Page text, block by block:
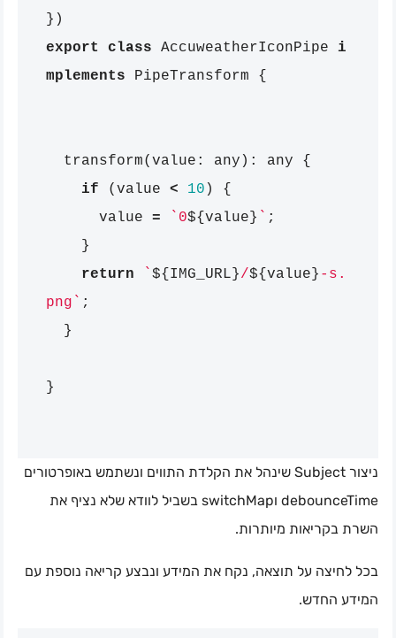
})
export
class AccuweatherIconPipe
i
mplements
PipeTransform {
transform( value : any ): any
{
if
( value < 10 )
{
value
= `0${value } ` ;
}
return
`${ IMG_URL }/${value } -s.
png` ;
}
}
ניצור Subject שינהל את הקלדת התווים ונשתמש באופרטורים
debounceTime וswitchMap בשביל לוודא שלא נציף את
השרת בקריאות מיותרות.
בכל לחיצה על תוצאה, נקח את המידע ונבצע קריאה נוספת עם
המידע החדש.